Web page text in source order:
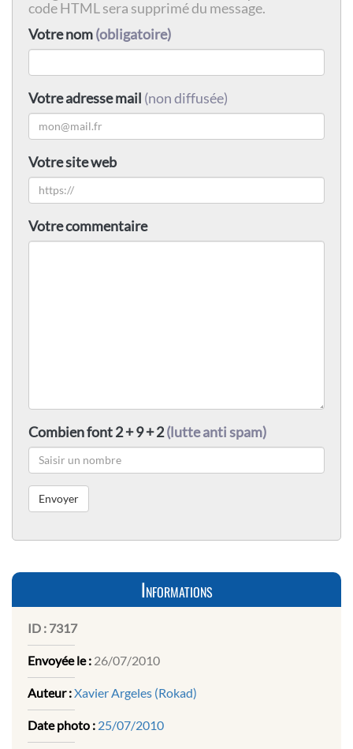
code HTML sera supprimé du message.
Votre nom(obligatoire)
Votre adresse mail (non diffusée)
Votre site web
Votre commentaire
Combien font 2 + 9 + 2(lutte anti spam)
Informations
ID : 7317
Envoyée le : 26/07/2010
Auteur :Xavier Argeles (Rokad)
Date photo : 25/07/2010